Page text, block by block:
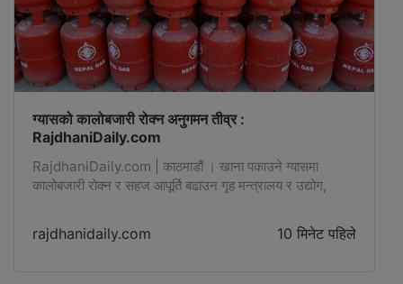
ग्यासको कालोबजारी रोक्न अनुगमन तीव्र :
RajdhaniDaily.com
RajdhaniDaily.com | काठमाडौं । खाना पकाउने ग्यासमा
कालोबजारी रोक्न र सहज आपूर्ति बढाउन गृह मन्त्रालय र उद्योग,
rajdhanidaily.com 10 मिनेट पहिले